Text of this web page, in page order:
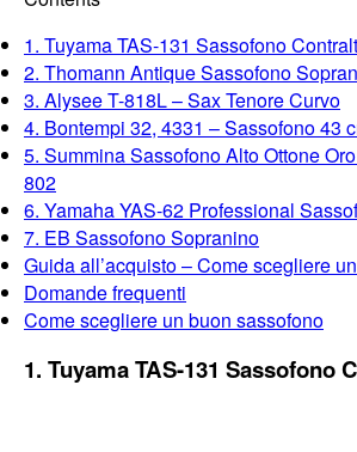
1. Tuyama TAS-131 Sassofono
2. Thomann Antique Sassofono
3. Alysee T-818L – Sax Tenore Curvo
4. Bontempi 32, 4331 – Sassofono 43
5. Summina Sassofono Alto Ottone
802
6. Yamaha YAS-62 Professional
7. EB Sassofono Sopranino
Guida all’acquisto – Come scegliere
Domande frequenti
Come scegliere un buon sassofono
1. Tuyama TAS-131 Sassofono